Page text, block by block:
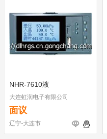
NHR-7610液
大连虹润电子有限公司
面议
辽宁-大连市